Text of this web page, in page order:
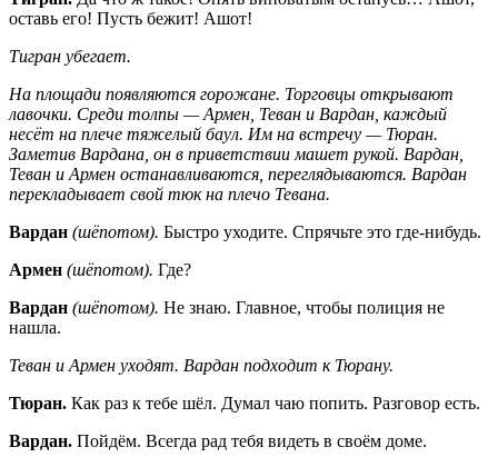
оставь его! Пусть бежит! Ашот!
Тигран убегает.
На площади появляются горожане. Торговцы открывают
лавочки. Среди толпы — Армен, Теван и Вардан, каждый
несёт на плече тяжелый баул. Им на встречу — Тюран.
Заметив Вардана, он в приветствии машет рукой. Вардан,
Теван и Армен останавливаются, переглядываются. Вардан
перекладывает свой тюк на плечо Тевана.
Вардан (шёпотом). Быстро уходите. Спрячьте это где-нибудь.
Армен (шёпотом). Где?
Вардан (шёпотом). Не знаю. Главное, чтобы полиция не
нашла.
Теван и Армен уходят. Вардан подходит к Тюрану.
Тюран. Как раз к тебе шёл. Думал чаю попить. Разговор есть.
Вардан. Пойдём. Всегда рад тебя видеть в своём доме.